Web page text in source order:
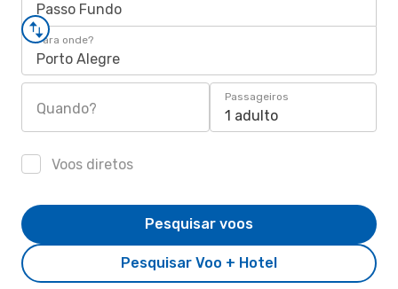
Passo Fundo
Para onde?
Porto Alegre
Quando?
Passageiros
1 adulto
Voos diretos
Pesquisar Voo + Hotel
Pesquisar voos